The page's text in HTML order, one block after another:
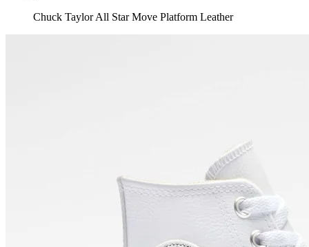
Chuck Taylor All Star Move Platform Leather